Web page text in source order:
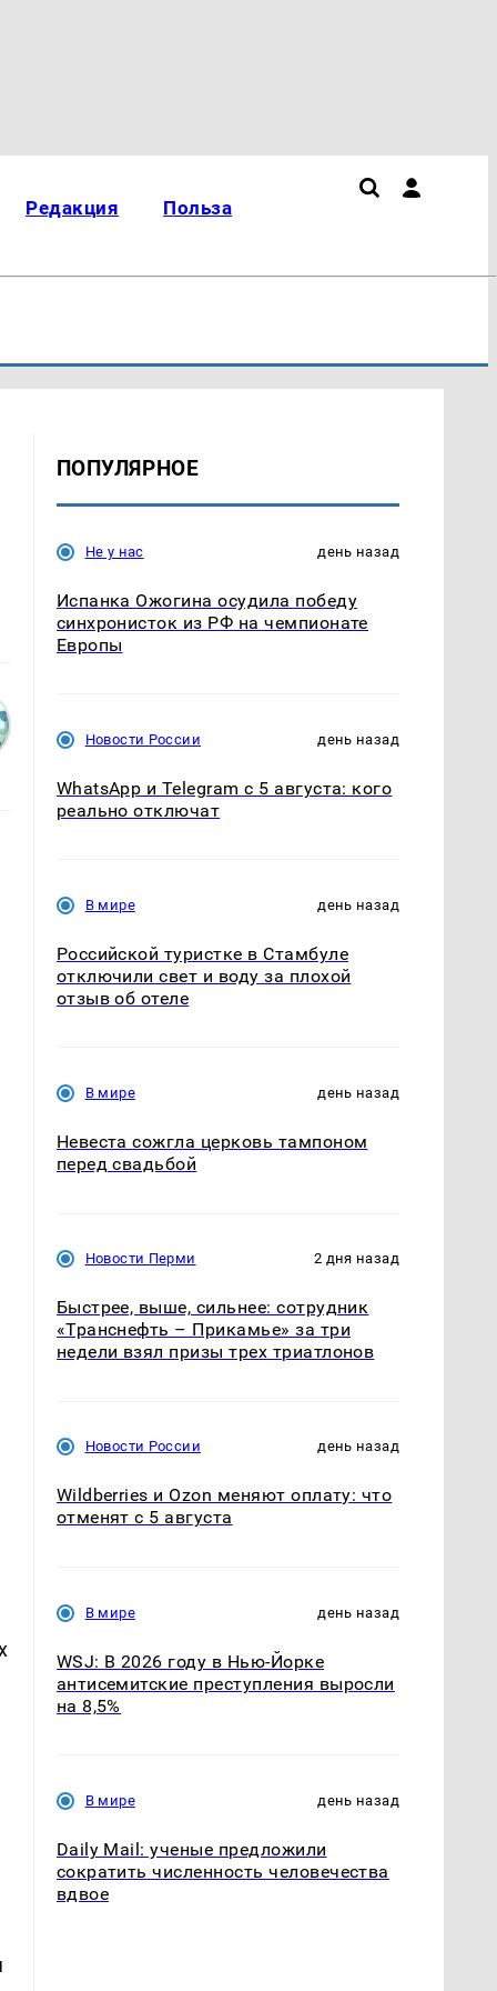
Редакция Польза
ПОПУЛЯРНОЕ
Не у нас день назад
Испанка Ожогина осудила победу
синхронисток из РФ на чемпионате
Европы
Новости России день назад
WhatsApp и Telegram с 5 августа: кого
реально отключат
В мире день назад
Российской туристке в Стамбуле
отключили свет и воду за плохой
отзыв об отеле
В мире день назад
Невеста сожгла церковь тампоном
перед свадьбой
Новости Перми 2 дня назад
Быстрее, выше, сильнее: сотрудник
«Транснефть – Прикамье» за три
недели взял призы трех триатлонов
Новости России день назад
Wildberries и Ozon меняют оплату: что
отменят с 5 августа
В мире день назад
WSJ: В 2026 году в Нью-Йорке
антисемитские преступления выросли
на 8,5%
В мире день назад
Daily Mail: ученые предложили
сократить численность человечества
вдвое